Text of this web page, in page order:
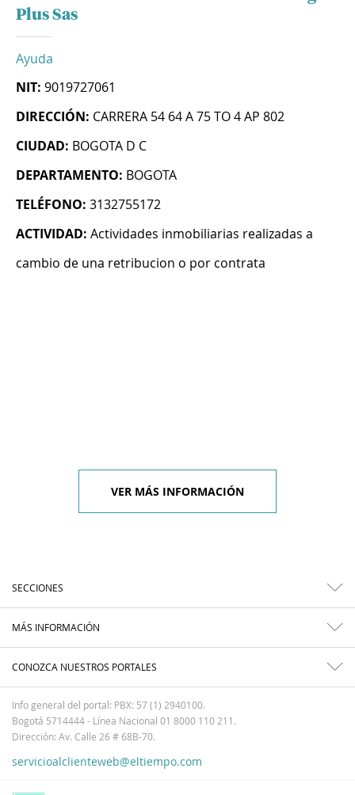
Plus Sas
Ayuda
NIT: 9019727061
DIRECCIÓN: CARRERA 54 64 A 75 TO 4 AP 802
CIUDAD: BOGOTA D C
DEPARTAMENTO: BOGOTA
TELÉFONO: 3132755172
ACTIVIDAD: Actividades inmobiliarias realizadas a
cambio de una retribucion o por contrata
VER MÁS INFORMACIÓN
SECCIONES
MÁS INFORMACIÓN
CONOZCA NUESTROS PORTALES
Info general del portal: PBX: 57 (1) 2940100.
Bogotá 5714444 - Línea Nacional 01 8000 110 211.
Dirección: Av. Calle 26 # 68B-70.
servicioalclienteweb@eltiempo.com